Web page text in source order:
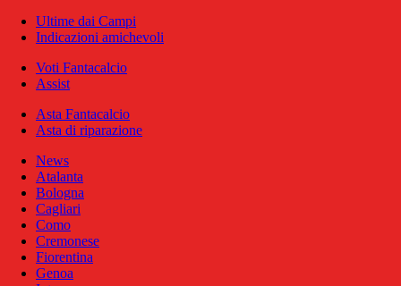
Ultime dai Campi
Indicazioni amichevoli
Voti Fantacalcio
Assist
Asta Fantacalcio
Asta di riparazione
News
Atalanta
Bologna
Cagliari
Como
Cremonese
Fiorentina
Genoa